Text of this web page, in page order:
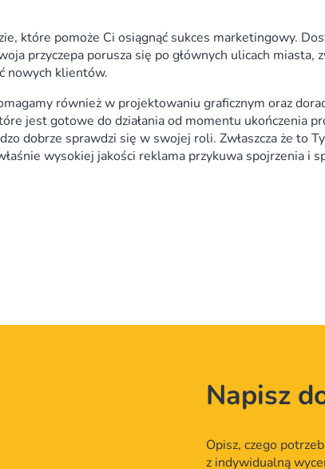
które pomoże Ci osiągnąć sukces marketingowy.
przyczepa porusza się po głównych ulicach miasta,
nowych klientów.
również w projektowaniu graficznym oraz
jest gotowe do działania od momentu ukończenia
dobrze sprawdzi się w swojej roli. Zwłaszcza że to
wysokiej jakości reklama przykuwa spojrzenia i
Napisz
Opisz, czego
z indywidualną